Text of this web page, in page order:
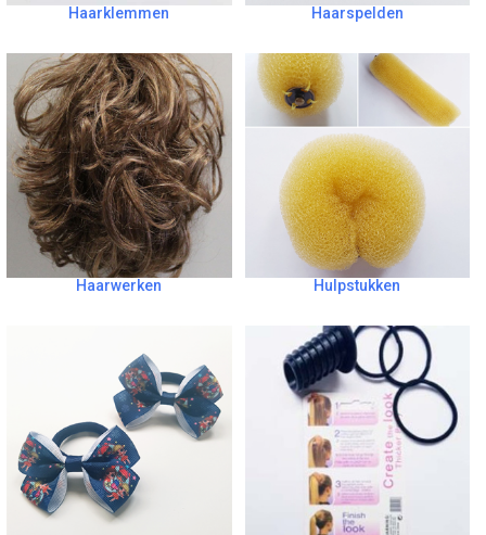
Haarklemmen Haarspelden
Haarwerken Hulpstukken